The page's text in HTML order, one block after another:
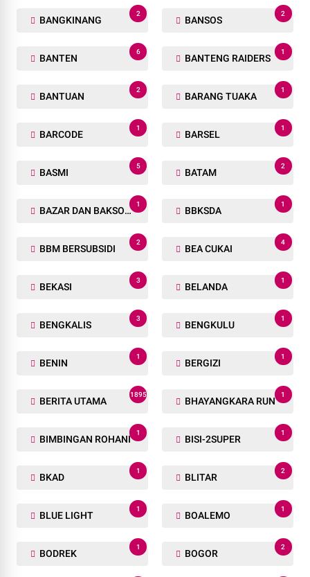
BANGKINANG
2
BANSOS
2
BANTEN
6
BANTENG RAIDERS
1
BANTUAN
2
BARANG TUAKA
1
BARCODE
1
BARSEL
1
BASMI
5
BATAM
2
BAZAR DAN BAKSOS RAMADHAN
1
BBKSDA
1
BBM BERSUBSIDI
2
BEA CUKAI
4
BEKASI
3
BELANDA
1
BENGKALIS
3
BENGKULU
1
BENIN
1
BERGIZI
1
BERITA UTAMA
1895
BHAYANGKARA RUN
1
BIMBINGAN ROHANI
1
BISI-2SUPER
1
BKAD
1
BLITAR
2
BLUE LIGHT
1
BOALEMO
1
BODREK
1
BOGOR
2